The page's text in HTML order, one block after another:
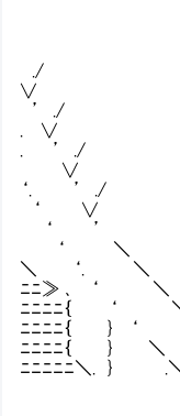
／
/´ ｀
，
./ -
∨ 〃
’ ./ {{ .／
. ∨ ／／
. ’ ./ /／ .／
∨ ／/／/
‘. ’ ./ // ./ |
‘ ∨ // ′.|: ',
‘ ’ // { { .}
‘ ＼
＼ ‘. ＼
ﾆﾆ≫ ､ ‘ ＼ {i
ﾆﾆﾆﾆ｛ ‘
ﾆﾆﾆﾆ｛ } ‘
ﾆﾆﾆﾆ｛ } ＼ /-
ﾆﾆﾆﾆﾆ＼. } .＼